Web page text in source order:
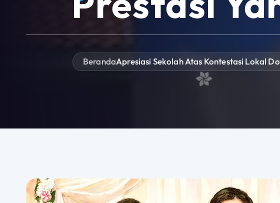
BerandaApresiasi Sekolah Atas Kontestasi Lokal